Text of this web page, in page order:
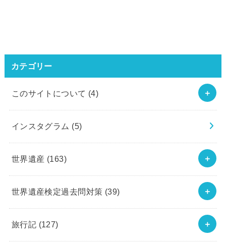
カテゴリー
このサイトについて (4)
インスタグラム (5)
世界遺産 (163)
世界遺産検定過去問対策 (39)
旅行記 (127)